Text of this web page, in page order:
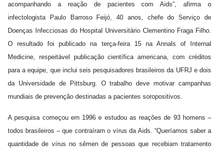
acompanhando a reação de pacientes com Aids”, afirma o
infectologista Paulo Barroso Feijó, 40 anos, chefe do Serviço de
Doenças Infecciosas do Hospital Universitário Clementino Fraga Filho.
O resultado foi publicado na terça-feira 15 na Annals of Internal
Medicine, respeitável publicação científica americana, com créditos
para a equipe, que inclui seis pesquisadores brasileiros da UFRJ e dois
da Universidade de Pittsburg. O trabalho deve motivar campanhas
mundiais de prevenção destinadas a pacientes soropositivos.
A pesquisa começou em 1996 e estudou as reações de 93 homens –
todos brasileiros – que contraíram o vírus da Aids. “Queríamos saber a
quantidade de vírus no sêmen de pessoas que recebiam tratamento